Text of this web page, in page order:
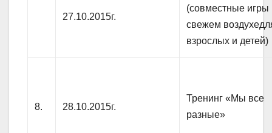
27.10.2015г.
(совместные игры
свежем
взрослых и детей)
8. 28.10.2015г.
Тренинг «Мы все
разные»